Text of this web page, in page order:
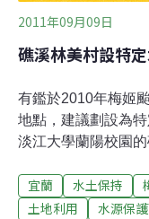
2011年09月09日
礁溪林美村設特
有鑑於2010年梅姬
地點，建議劃設為
淡江大學蘭陽校園
建議案內容才能有
示，縣內共139條土
宜蘭 水土保持
土地利用
水源保